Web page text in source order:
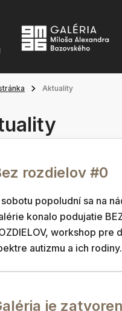
Aktuality
rozdielov #0
popoludní sa na
konalo podujatie
workshop pre
autizmu a ich rodiny.
je